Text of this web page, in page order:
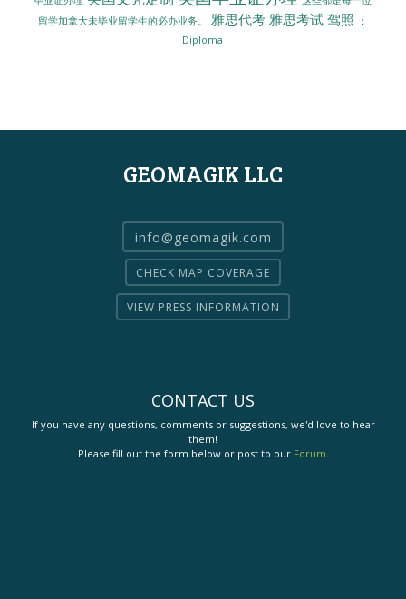
留学加拿大未毕业留学生的必办业务。
雅思代考 雅思考试 驾照
：
Diploma
GEOMAGIK LLC
info@geomagik.com
CHECK MAP COVERAGE
VIEW PRESS INFORMATION
CONTACT US
If you have any questions, comments or suggestions, we'd love to hear
them!
Please fill out the form below or post to our Forum.